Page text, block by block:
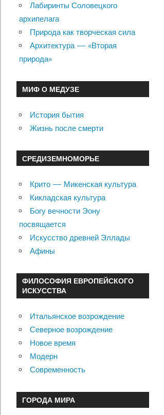
Лабиринты Соловецкого
архипелага
Природа как творческая сила
Архитектура — «Вторая
природа»
МИФ О МЕДУЗЕ
История бытия
Жизнь после смерти
СРЕДИЗЕМНОМОРЬЕ
Крито — Микенская культура
Кикладская культура
Богу вечности Эону
посвящается
Искусство древней Эллады
Афины
ФИЛОСОФИЯ ЕВРОПЕЙСКОГО
ИСКУССТВА
Итальянское возрождение
Северное возрождение
Новое время
Модерн
Современность
ГОРОДА МИРА